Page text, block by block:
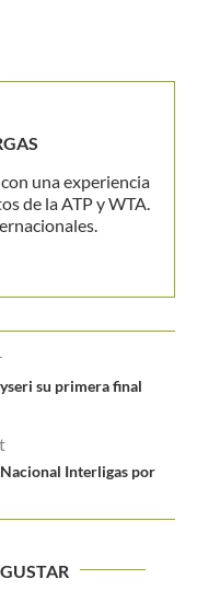
una experiencia
de la ATP y WTA.
su primera final
Interligas por